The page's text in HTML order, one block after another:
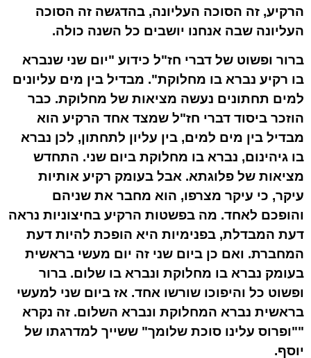
הרקיע, זה הסוכה העליונה, בהדגשה זה הסוכה
העליונה שבה אנחנו יושבים כל השנה כולה.
ברור ופשוט של דברי חז"ל כידוע "יום שני שנברא
בו רקיע נברא בו מחלוקת". מבדיל בין מים עליונים
למים תחתונים נעשה מציאות של מחלוקת. כבר
הוזכר ביסוד דברי חז"ל שמצד אחד הרקיע הוא
מבדיל בין מים למים, בין עליון לתחתון, לכן נברא
בו גיהינום, נברא בו מחלוקת ביום שני. התחדש
מציאות של פלוגתא. אבל בעומק רקיע אותיות
עיקר, כי עיקר מצרפו, הוא מחבר את שניהם
והופכם לאחד. מה בפשטות הרקיע בחיצוניות נראה
דעת המבדלת, בפנימיות היא הופכת להיות דעת
המחברת. ואם כן ביום שני זה יום מעשי בראשית
בעומק נברא בו מחלוקת ונברא בו שלום. ברור
ופשוט כל והיפוכו שורשו אחד. אז ביום שני למעשי
בראשית נברא המחלוקת ונברא השלום. זה נקרא
""ופרוס עלינו סוכת שלומך" ששייך למדרגתו של
יוסף.